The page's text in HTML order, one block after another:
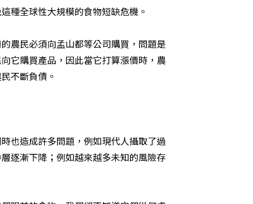
種全球性大規模的食物短缺危機。
農民必須向孟山都等公司購買，問題是
它購買產品，因此當它打算漲價時，農
不斷負債。
也造成許多問題，例如現代人攝取了過
逐漸下降；例如越來越多未知的風險存